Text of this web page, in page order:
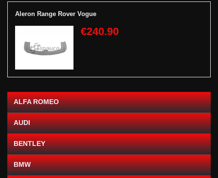
Aleron Range Rover Vogue
€240.90
ALFA ROMEO
AUDI
BENTLEY
BMW